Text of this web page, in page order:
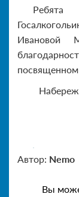
Ребята
Ивановой
Автор: Nemo
Вы